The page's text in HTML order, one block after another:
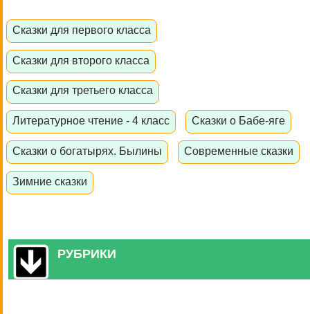
Сказки для первого класса
Сказки для второго класса
Сказки для третьего класса
Литературное чтение - 4 класс Сказки о Бабе-яге
Сказки о богатырях. Былины Современные сказки
Зимние сказки
РУБРИКИ